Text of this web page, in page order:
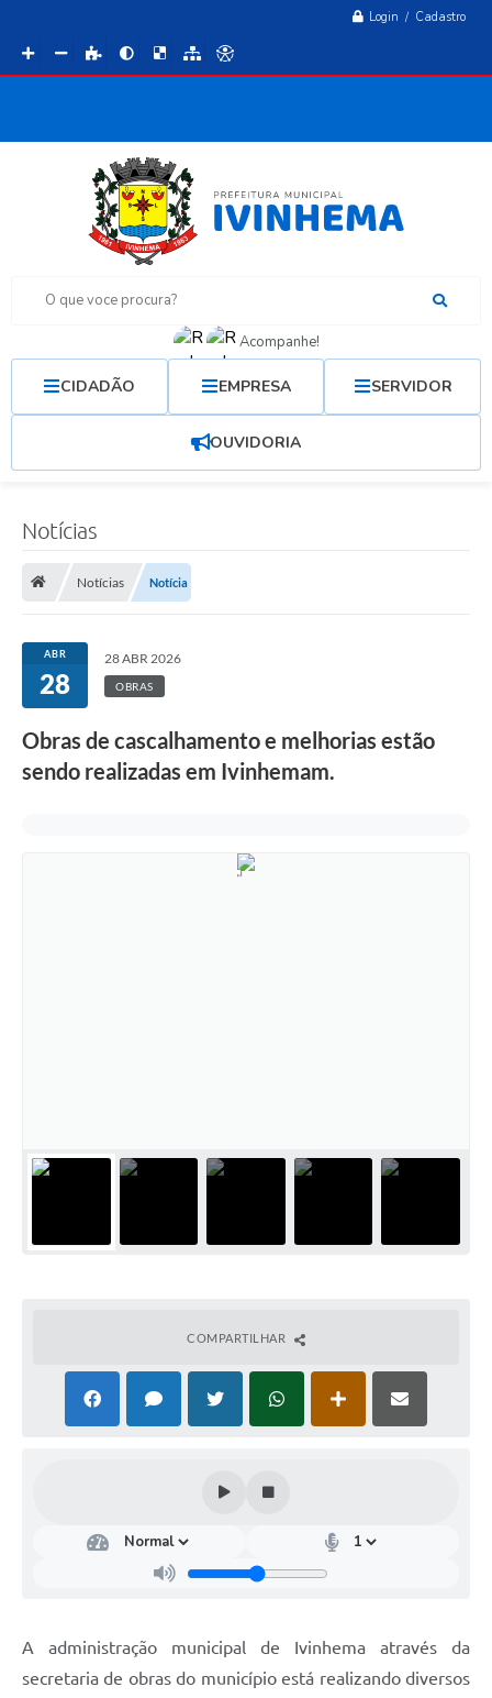
Login / Cadastro
O que voce procura?
Acompanhe!
CIDADÃO EMPRESA SERVIDOR
OUVIDORIA
Notícias
Notícias Notícia
ABR
28
28 ABR 2026
OBRAS
Obras de cascalhamento e melhorias estão
sendo realizadas em Ivinhemam.
COMPARTILHAR
A administração municipal de Ivinhema através da
secretaria de obras do município está realizando diversos